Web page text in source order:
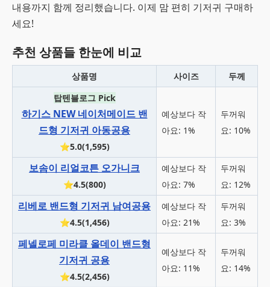
내용까지 함께 정리했습니다. 이제 맘 편히 기저귀 구매하
세요!
추천 상품들 한눈에 비교
상품명 사이즈
두께
탑텐블로그 Pick
하기스 NEW 네이처메이드 밴
드형 기저귀 아동공용
⭐5.0(1,595)
예상보다 작
아요: 1%
두꺼워
요: 10%
보솜이 리얼코튼 오가니크
⭐4.5(800)
예상보다 작
아요: 7%
두꺼워
요: 12%
리베로 밴드형 기저귀 남여공용
⭐4.5(1,456)
예상보다 작
아요: 21%
두꺼워
요: 3%
페넬로페 미라클 올데이 밴드형
기저귀 공용
⭐4.5(2,456)
예상보다 작
아요: 11%
두꺼워
요: 14%